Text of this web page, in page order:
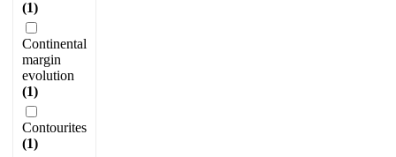
(1)
Continental
margin
evolution
(1)
Contourites
(1)